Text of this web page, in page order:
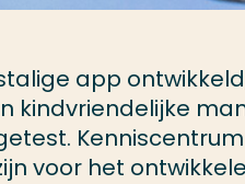
app
kindvriendelijke
voor het